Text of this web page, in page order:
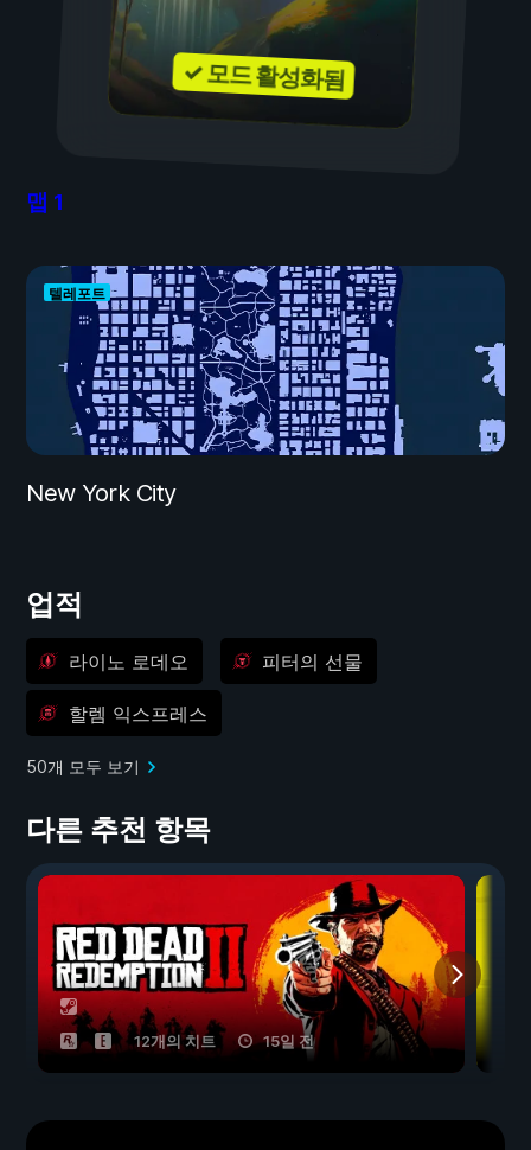
✓ 모드 활성화됨
맵 1
텔레포트
New York City
업적
라이노 로데오 피터의 선물
할렘 익스프레스
50개 모두 보기
다른 추천 항목
12개의 치트 15일 전